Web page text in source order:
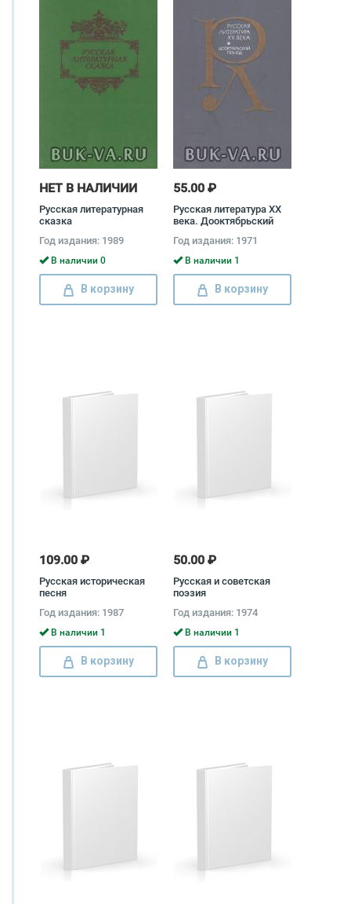
НЕТ В НАЛИЧИИ
Русская литературная
сказка
Год издания: 1989
В наличии 0
В корзину
55.00 ₽
Русская литература XX
века. Дооктябрьский
Год издания: 1971
В наличии 1
В корзину
109.00 ₽
Русская историческая
песня
Год издания: 1987
В наличии 1
В корзину
50.00 ₽
Русская и советская
поэзия
Год издания: 1974
В наличии 1
В корзину